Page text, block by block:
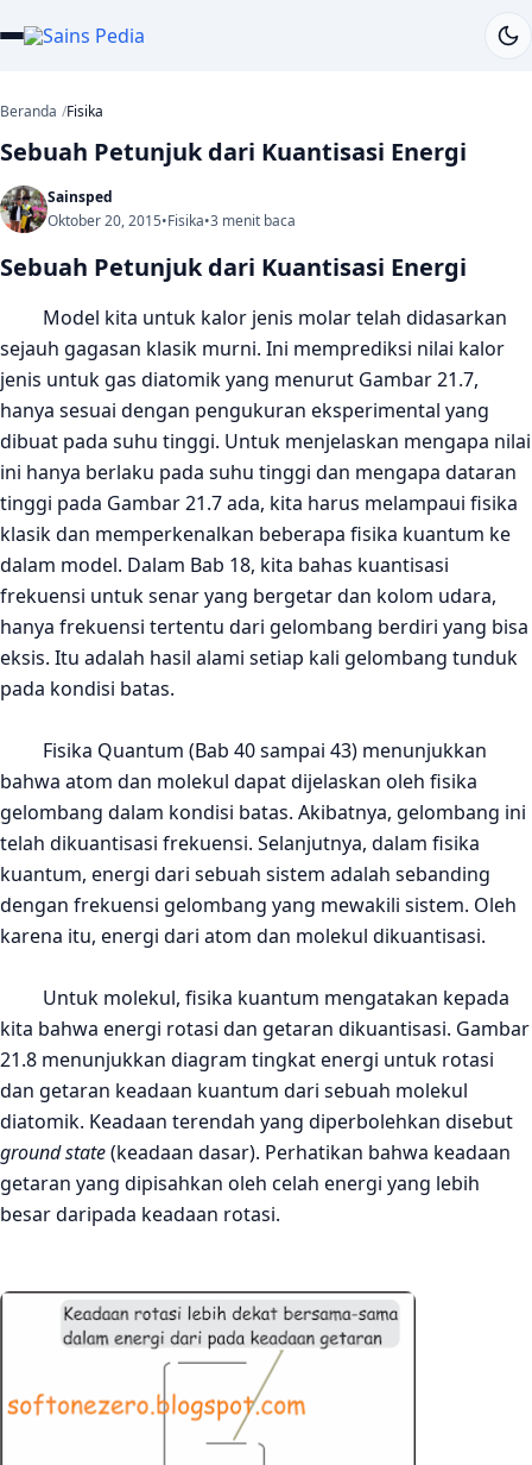
Beranda Fisika
Sebuah Petunjuk dari Kuantisasi Energi
Sainsped
Oktober 20, 2015•Fisika•3 menit baca
Sebuah Petunjuk dari Kuantisasi Energi
Model kita untuk kalor jenis molar telah didasarkan
sejauh gagasan klasik murni. Ini memprediksi nilai kalor
jenis untuk gas diatomik yang menurut Gambar 21.7,
hanya sesuai dengan pengukuran eksperimental yang
dibuat pada suhu tinggi. Untuk menjelaskan mengapa nilai
ini hanya berlaku pada suhu tinggi dan mengapa dataran
tinggi pada Gambar 21.7 ada, kita harus melampaui fisika
klasik dan memperkenalkan beberapa fisika kuantum ke
dalam model. Dalam Bab 18, kita bahas kuantisasi
frekuensi untuksenar yang bergetar dan kolom udara,
hanya frekuensi tertentu dari gelombang berdiri yang bisa
eksis. Itu adalah hasil alami setiap kali gelombang tunduk
pada kondisi batas.
Fisika Quantum (Bab 40 sampai 43) menunjukkan
bahwa atom dan molekul dapat dijelaskan oleh fisika
gelombang dalam kondisi batas. Akibatnya, gelombang ini
telah dikuantisasi frekuensi. Selanjutnya, dalam fisika
kuantum, energi dari sebuah sistem adalah sebanding
dengan frekuensi gelombang yang mewakili sistem. Oleh
karena itu, energi dari atom dan molekul dikuantisasi.
Untuk molekul, fisika kuantum mengatakan kepada
kita bahwa energi rotasi dan getaran dikuantisasi. Gambar
21.8 menunjukkan diagram tingkat energi untuk rotasi
dan getaran keadaan kuantum dari sebuah molekul
diatomik. Keadaan terendah yang diperbolehkan disebut
ground state(keadaan dasar). Perhatikan bahwa keadaan
getaran yang dipisahkan oleh celah energi yang lebih
besar daripada keadaan rotasi.